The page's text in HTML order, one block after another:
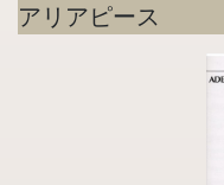
アリアピース